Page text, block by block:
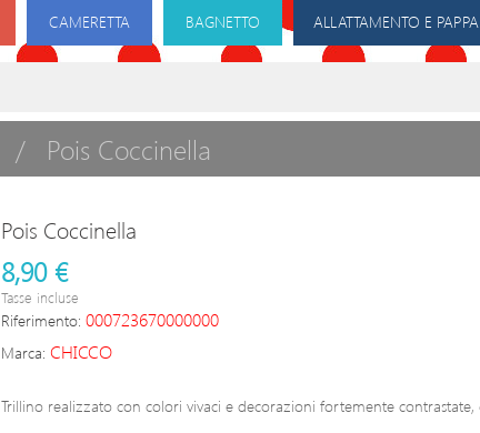
CAMERETTA BAGNETTO ALLATTAMENTO E PAPPA
Pois Coccinella
Pois Coccinella
8,90 €
Tasse incluse
Riferimento: 000723670000000
Marca: CHICCO
Trillino realizzato con colori vivaci e decorazioni fortemente contrastate,